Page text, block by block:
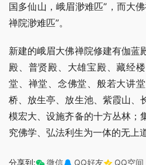
国多仙山，峨眉渺难匹”，而大
禅院渺难匹”。
新建的峨眉大佛禅院修建有伽蓝
殿、普贤殿、大雄宝殿、藏经
堂、禅堂、念佛堂、般若大讲
桥、放生亭、放生池、紫霞山、
模宏大、设施齐备的十方丛林；
究佛学、弘法利生为一体的无上
分享到: 微信 QQ好友 QQ空间